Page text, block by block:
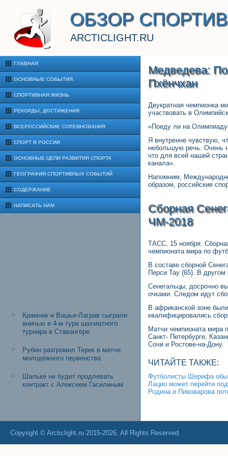
ОБЗОР
ARCTICLIGHT.RU
ГЛАВНАЯ
ОСНОВНЫЕ СОБЫТИЯ
СПОРТИВНАЯ ЖИЗНЬ
РЕКОРДЫ, ДОСТИЖЕНИЯ
ВСЕРОССИЙСКИЕ СОРЕВНОВАНИЯ
СПОРТ В РОССИИ
ОСНОВНЫЕ ЦЕЛИ РАЗВИТИЯ СПОРТА
ГЕОГРАФИЯ СПОРТИВНЫХ СОБЫТИЙ
СОДЕРЖАНИЕ
НАПИСАТЬ НАМ
Крамник и Вашье-Лаграв сыграли
вничью в 4-м туре шахматного
турнира в Ставангере
Рубин разгромил Терек в матче
молодёжного первенства
Шальке не будет продлевать
контракт с Алексеем Гасилиным
Медведева:
Пхёнчхан
Двукратная чемпионка
участвовать в
«Поеду ли на
Я внутренне чувствую,
небольшую речь. Очень
что для всей нашей
канала».
Напомним,
образом, российские
Сборная
ЧМ-2018
ТАСС, 15 ноября.
чемпионата мира по
В составе сборной
Перси Тау (65). В
Сенегальцы, досрочно
очками. Следом идут
В африканской зоне
квалифицировались
Матчи чемпионата мира
Санкт- Петербурге,
Сочи и Ростове-на-Дону.
ЧИТАЙТЕ ТАКЖЕ:
Футболисты Шерифа
Лацио может перейти
Родина и Пивоварова
Copyright © Arcticlight.ru 2015-2026. All Rights Reserved.